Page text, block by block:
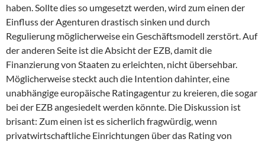
haben. Sollte dies so umgesetzt werden, wird zum einen der
Einfluss der Agenturen drastisch sinken und durch
Regulierung möglicherweise ein Geschäftsmodell zerstört. Auf
der anderen Seite ist die Absicht der EZB, damit die
Finanzierung von Staaten zu erleichten, nicht übersehbar.
Möglicherweise steckt auch die Intention dahinter, eine
unabhängige europäische Ratingagentur zu kreieren, die sogar
bei der EZB angesiedelt werden könnte. Die Diskussion ist
brisant: Zum einen ist es sicherlich fragwürdig, wenn
privatwirtschaftliche Einrichtungen über das Rating von